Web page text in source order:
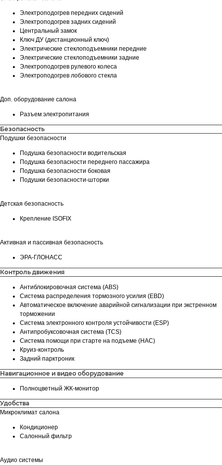
Электроподогрев передних сидений
Электроподогрев задних сидений
Центральный замок
Ключ ДУ (дистанционный ключ)
Электрические стеклоподъемники передние
Электрические стеклоподъемники задние
Электроподогрев рулевого колеса
Электроподогрев лобового стекла
Доп. оборудование салона
Разъем электропитания
Безопасность
Подушки безопасности
Подушка безопасности водительская
Подушка безопасности переднего пассажира
Подушка безопасности боковая
Подушки безопасности-шторки
Детская безопасность
Крепление ISOFIX
Активная и пассивная безопасность
ЭРА-ГЛОНАСС
Контроль движения
Антиблокировочная система (ABS)
Система распределения тормозного усилия (EBD)
Автоматическое включение аварийной сигнализации при экстренном
торможении
Система электронного контроля устойчивости (ESP)
Антипробуксовочная система (TCS)
Система помощи при старте на подъеме (HAC)
Круиз-контроль
Задний парктроник
Навигационное и видео оборудование
Полноцветный ЖК-монитор
Удобства
Микроклимат салона
Кондиционер
Салонный фильтр
Аудио системы